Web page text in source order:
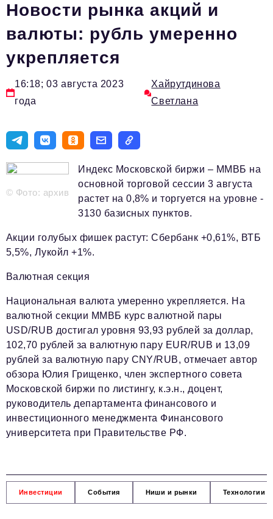
HR
Персона номера
Юридический практикум
Стиль жизни
Туризм
ОПК
Эксперты
Авторские материалы
Телефон редакции:
info@business-magazine.online
Отдел рекламы
reklama@business-magazine.online
Отдел распространения/редакционная подписка
podpiska@business-magazine.online
Отдел по работе с партнерами
partner@business-magazine.online
Новости рынка акций и
валюты: рубль умеренно
укрепляется
16:18; 03 августа 2023
года
Хайрутдинова
Светлана
© Фото: архив
Индекс Московской биржи – ММВБ на
основной торговой сессии 3 августа
растет на 0,8% и торгуется на уровне -
3130 базисных пунктов.
Акции голубых фишек растут: Сбербанк +0,61%, ВТБ
5,5%, Лукойл +1%.
Валютная секция
Национальная валюта умеренно укрепляется. На
валютной секции ММВБ курс валютной пары
USD/RUB достигал уровня 93,93 рублей за доллар,
102,70 рублей за валютную пару EUR/RUB и 13,09
рублей за валютную пару CNY/RUB, отмечает автор
обзора Юлия Грищенко, член экспертного совета
Московской биржи по листингу, к.э.н., доцент,
руководитель департамента финансового и
инвестиционного менеджмента Финансового
университета при Правительстве РФ.
Инвестиции События Ниши и рынки Технологии